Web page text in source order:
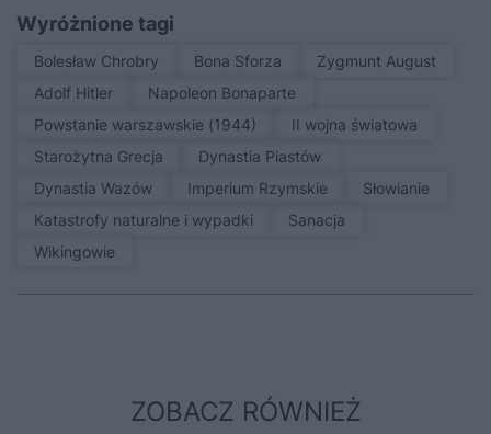
Wyróżnione tagi
Bolesław Chrobry Bona Sforza
Zygmunt August
Adolf Hitler
Napoleon Bonaparte
Powstanie warszawskie (1944)
II wojna światowa
Starożytna Grecja
Dynastia Piastów
Dynastia Wazów
Imperium Rzymskie
Słowianie
Katastrofy naturalne i wypadki
sanacja
Wikingowie
ZOBACZ RÓWNIEŻ